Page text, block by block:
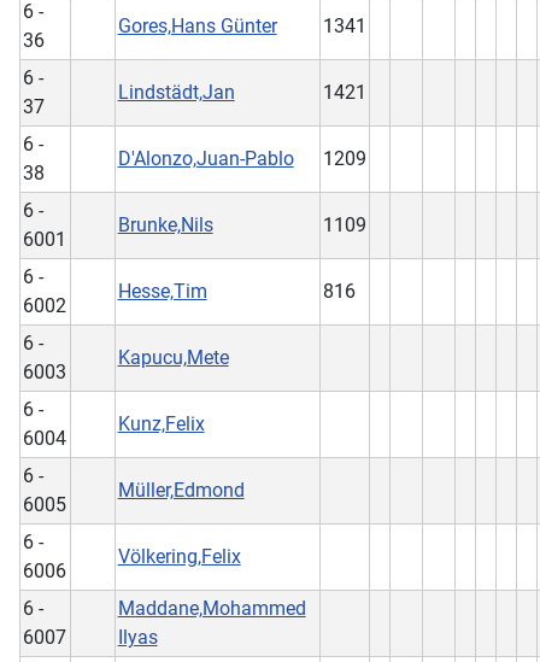
6 -
36
Gores,Hans Günter 1341
6 -
37
Lindstädt,Jan 1421
6 -
38
D'Alonzo,Juan-Pablo 1209
6 -
6001
Brunke,Nils 1109
6 -
6002
Hesse,Tim 816
6 -
6003
Kapucu,Mete
6 -
6004
Kunz,Felix
6 -
6005
Müller,Edmond
6 -
6006
Völkering,Felix
6 -
6007
Maddane,Mohammed
Ilyas